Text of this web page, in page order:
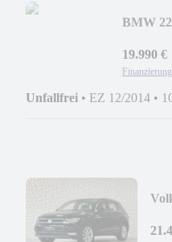
BMW
XE|
19.990 €
Unfallfrei • EZ 12/2014 •